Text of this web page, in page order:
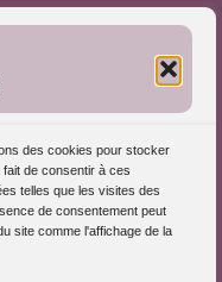
des cookies pour stocker
de consentir à ces
telles que les visites des
de consentement peut
site comme l'affichage de la